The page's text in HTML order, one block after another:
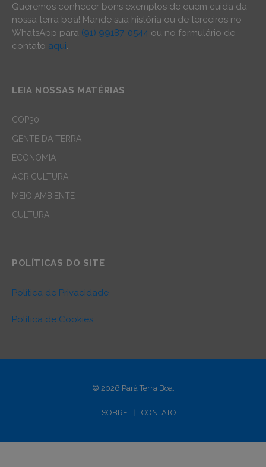
Queremos conhecer bons exemplos de quem cuida da
nossa terra boa! Mande sua história ou de terceiros no
WhatsApp para (91) 99187-0544 ou no formulário de
contato aqui.
LEIA NOSSAS MATÉRIAS
COP30
GENTE DA TERRA
ECONOMIA
AGRICULTURA
MEIO AMBIENTE
CULTURA
POLÍTICAS DO SITE
Política de Privacidade
Política de Cookies
© 2026 Pará Terra Boa.
SOBRE CONTATO